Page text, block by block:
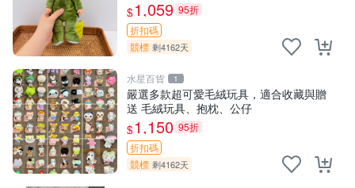
古玩偶 微瑕
$1,059 95折
折扣碼
競標 剩4162天
水星百貨 1
嚴選多款超可愛毛絨玩具，適合收藏與贈
送 毛絨玩具、抱枕、公仔
$1,150 95折
折扣碼
競標 剩4162天